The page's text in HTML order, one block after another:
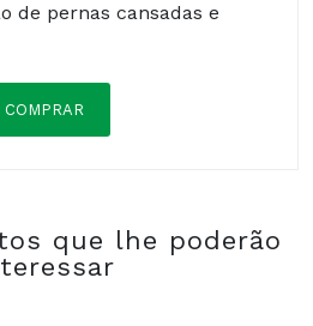
de pernas cansadas e
COMPRAR
COMPRARque lhe poderão